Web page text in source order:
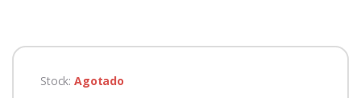
Stock:Agotado